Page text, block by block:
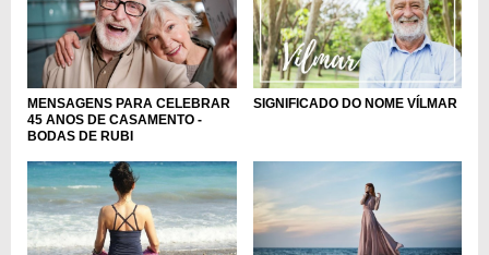
MENSAGENS PARA CELEBRAR
45 ANOS DE CASAMENTO -
BODAS DE RUBI
SIGNIFICADO DO NOME VÍLMAR